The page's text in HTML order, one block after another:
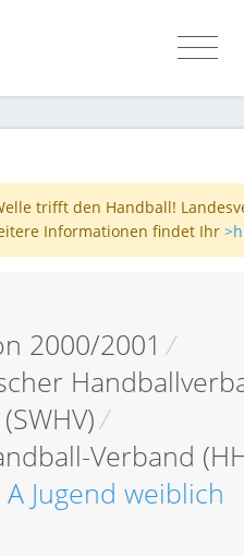
trifft den Handball!
Informationen findet Ihr
2000/2001 /
(SWHV)/
Verband
Jugend weiblich